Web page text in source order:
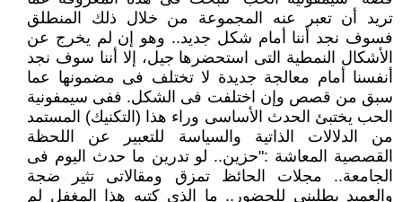
تريد أن تعبر عنه المجموعة من خلال ذلك المنطلق
فسوف نجد أننا أمام شكل جديد.. وهو إن لم يخرج عن
الأشكال النمطية التى استحضرها جيل، إلا أننا سوف نجد
أنفسنا أمام معالجة جديدة لا تختلف فى مضمونها عما
سبق من قصص وإن اختلفت فى الشكل. ففى سيمفونية
الحب يختبئ الحدث الأساسى وراء هذا (التكنيك) المستمد
من الدلالات الذاتية والسياسة للتعبير عن اللحظة
القصصية المعاشة :"حزين.. لو تدرين ما حدث اليوم فى
الجامعة.. مجلات الحائظ تمزق ومقالاتى تثير ضجة
والعميد يطلبنى للحضور.. ما الذى كتبه هذا المغفل لم